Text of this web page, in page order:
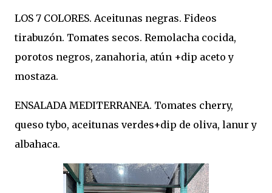
LOS 7 COLORES. Aceitunas negras. Fideos
tirabuzón. Tomates secos. Remolacha cocida,
porotos negros, zanahoria, atún +dip aceto y
mostaza.
ENSALADA MEDITERRANEA. Tomates cherry,
queso tybo, aceitunas verdes+dip de oliva, lanur y
albahaca.